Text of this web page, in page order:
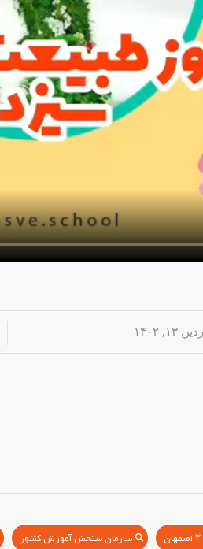
۱۴۰۲
سازمان سنجش آموزش کشور